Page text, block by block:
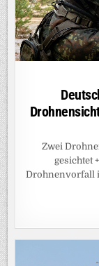
Zwei
gesichtet
Drohnenvorfall